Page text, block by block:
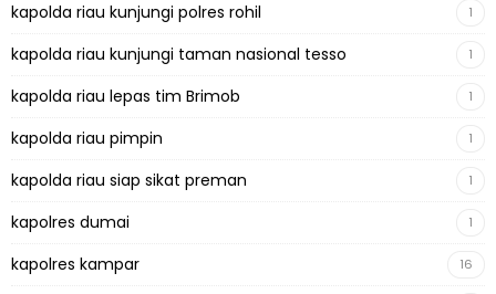
kapolda riau kunjungi polres rohil 1
kapolda riau kunjungi taman nasional tesso 1
kapolda riau lepas tim Brimob 1
kapolda riau pimpin 1
kapolda riau siap sikat preman 1
kapolres dumai 1
kapolres kampar 16